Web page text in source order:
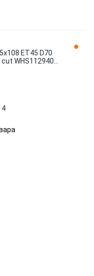
ET45 D70
WHS112940
4